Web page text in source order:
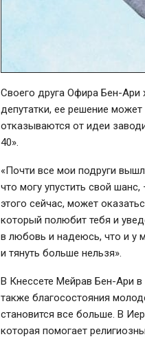
Своего друга Офира Бен-Ари
депутатки, ее решение
отказываются от идеи
40».
«Почти все мои подруги
что могу упустить свой
этого сейчас, может
который полюбит тебя и
в любовь и надеюсь, что и у
и тянуть больше нельзя».
В Кнессете Мейрав Бен-Ари
также благосостояния
становится все больше. В
которая помогает